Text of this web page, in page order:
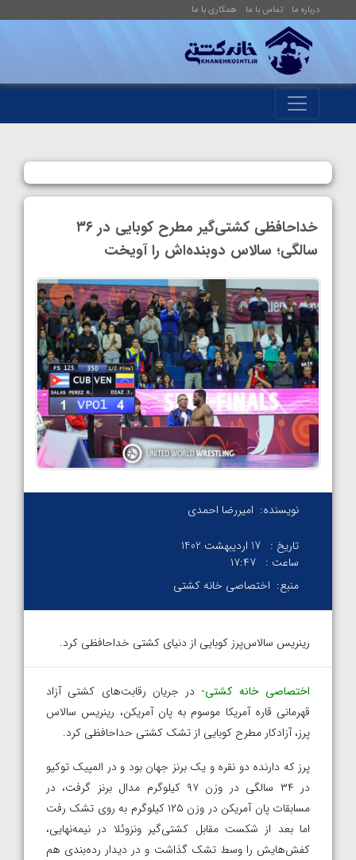
درباره ما تماس با ما همکاری با ما
خداحافظی کشتی‌گیر مطرح کوبایی در ۳۶
سالگی؛ سالاس دوبنده‌اش را آویخت
نویسنده: امیررضا احمدی
تاریخ : 17 اردیبهشت 1402
ساعت : ۱۷:۴۷
منبع: اختصاصی خانه کشتی
رینریس سالاس‌پرز کوبایی از دنیای کشتی خداحافظی کرد.
اختصاصی خانه کشتی- در جریان رقابت‌های کشتی آزاد
قهرمانی قاره آمریکا موسوم به پان آمریکن، رینریس سالاس
پرز، آزادکار مطرح کوبایی از تشک‌ کشتی حداحافظی کرد.
پرز که دارنده دو نقره و یک برنز جهان بود و در المپیک توکیو‌
در ۳۴ سالگی در وزن ۹۷ کیلوگرم مدال برنز گرفت، در
مسابقات پان آمریکن در وزن ۱۲۵ کیلوگرم به روی تشک رفت
اما بعد از شکست مقابل کشتی‌گیر ونزوئلا در نیمه‌نهایی،
کفش‌هایش را وسط تشک‌ گذاشت و در دیدار رده‌بندی هم